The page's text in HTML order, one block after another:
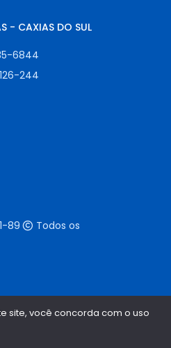
- CAXIAS DO SUL
6844
244
89
Todos os
site, você concorda com o uso